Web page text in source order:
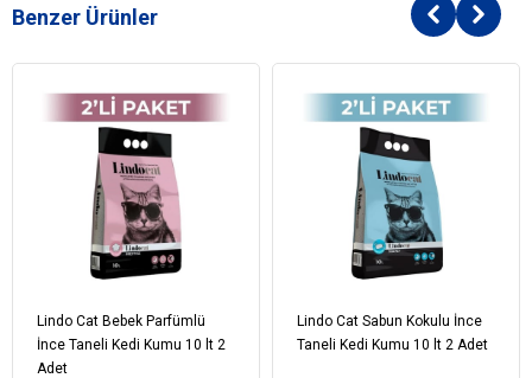
Benzer Ürünler
Lindo Cat Bebek Parfümlü
İnce Taneli Kedi Kumu 10 lt 2
Adet
Lindo Cat Sabun Kokulu İnce
Taneli Kedi Kumu 10 lt 2 Adet